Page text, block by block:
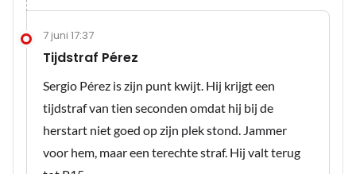
7 juni 17:37
Tijdstraf Pérez
Sergio Pérez is zijn punt kwijt. Hij krijgt een
tijdstraf van tien seconden omdat hij bij de
herstart niet goed op zijn plek stond. Jammer
voor hem, maar een terechte straf. Hij valt terug